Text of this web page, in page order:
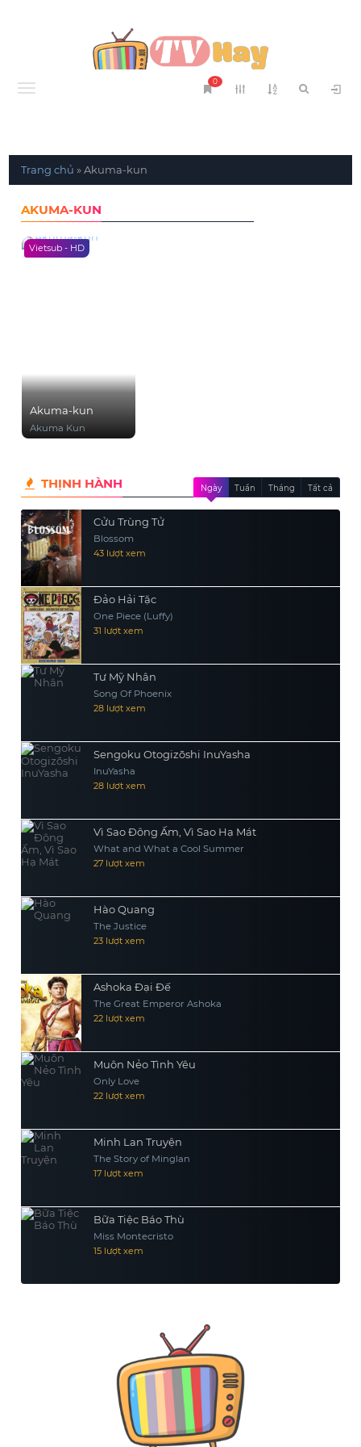
Menu
0
Trang chủ »Akuma-kun
AKUMA-KUN
Vietsub - HD
Akuma-kun
Akuma Kun
THỊNH HÀNH Ngày Tuần Tháng Tất cả
Cửu Trùng Tử
Blossom
43 lượt xem
Đảo Hải Tặc
One Piece (Luffy)
31 lượt xem
Tư Mỹ Nhân
Song Of Phoenix
28 lượt xem
Sengoku Otogizōshi InuYasha
InuYasha
28 lượt xem
Vì Sao Đông Ấm, Vì Sao Hạ Mát
What and What a Cool Summer
27 lượt xem
Hào Quang
The Justice
23 lượt xem
Ashoka Đại Đế
The Great Emperor Ashoka
22 lượt xem
Muôn Nẻo Tình Yêu
Only Love
22 lượt xem
Minh Lan Truyện
The Story of Minglan
17 lượt xem
Bữa Tiệc Báo Thù
Miss Montecristo
15 lượt xem